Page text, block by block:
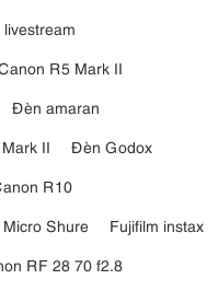
R5 Mark II
Đèn amaran
II
Đèn Godox
R10
Micro Shure
Fujifilm instax
RF 28 70 f2.8